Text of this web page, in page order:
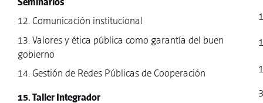
12. Comunicación institucional
13. Valores y ética pública como garantía del buen
gobierno
14. Gestión de Redes Públicas de Cooperación
15. Taller Integrador